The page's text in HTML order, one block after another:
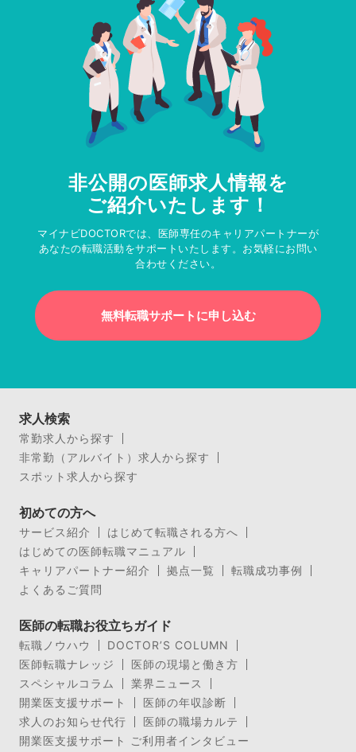
非公開の医師求人情報を
ご紹介いたします！
マイナビDOCTORでは、医師専任のキャリアパートナーが
あなたの転職活動をサポートいたします。お気軽にお問い
合わせください。
無料転職サポートに申し込む
求人検索
常勤求人から探す
非常勤（アルバイト）求人から探す
スポット求人から探す
初めての方へ
サービス紹介
はじめて転職される方へ
はじめての医師転職マニュアル
キャリアパートナー紹介
拠点一覧
転職成功事例
よくあるご質問
医師の転職お役立ちガイド
転職ノウハウ
DOCTOR’S COLUMN
医師転職ナレッジ
医師の現場と働き方
スペシャルコラム
業界ニュース
開業医支援サポート
医師の年収診断
求人のお知らせ代行
医師の職場カルテ
開業医支援サポート ご利用者インタビュー